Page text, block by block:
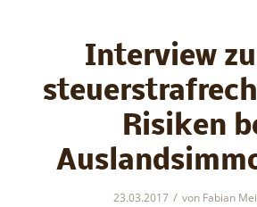
Interview
Risiken
23.03.2017 / von Fabian